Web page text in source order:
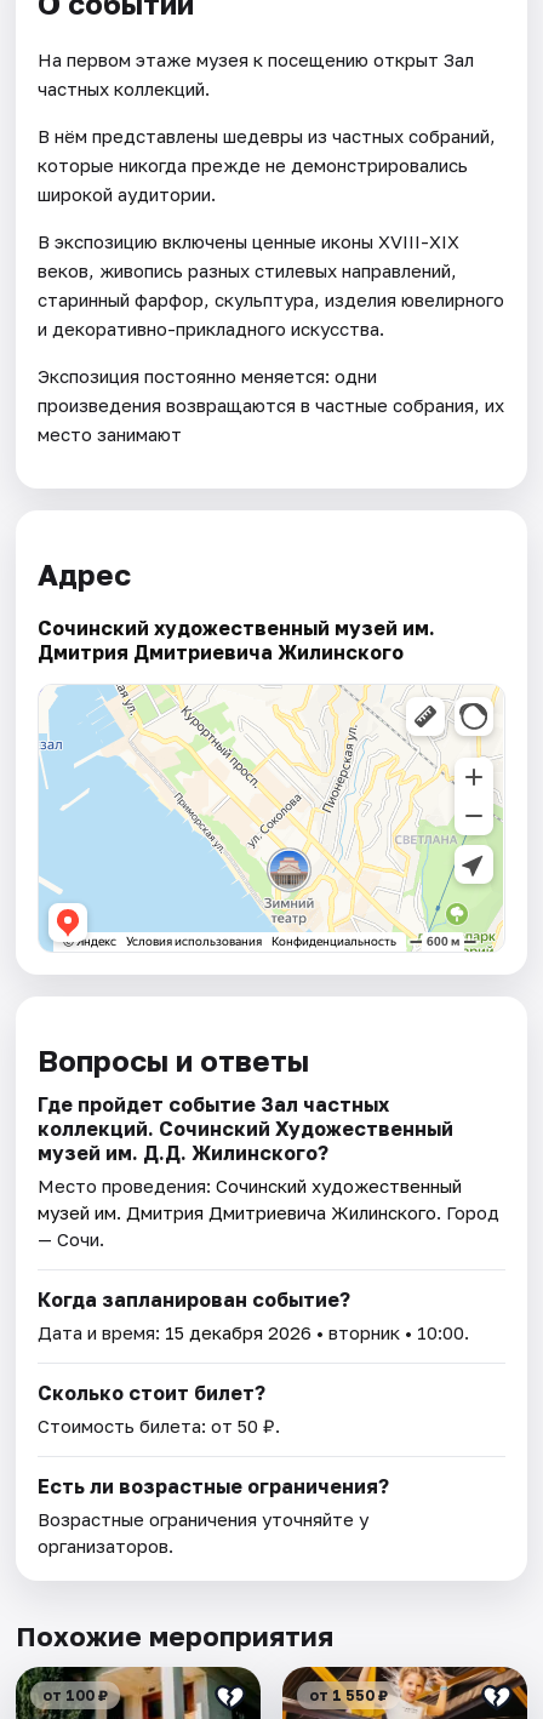
На первом этаже музея к посещению открыт Зал
частных коллекций.
В нём представлены шедевры из частных собраний,
которые никогда прежде не демонстрировались
широкой аудитории.
В экспозицию включены ценные иконы ХVIII-XIX
веков, живопись разных стилевых направлений,
старинный фарфор, скульптура, изделия ювелирного
и декоративно-прикладного искусства.
Экспозиция постоянно меняется: одни
произведения возвращаются в частные собрания, их
место занимают
Адрес
Сочинский художественный музей им.
Дмитрия Дмитриевича Жилинского
Вопросы и ответы
Где пройдет событие Зал частных
коллекций. Сочинский Художественный
музей им. Д.Д. Жилинского?
Место проведения:Сочинский художественный
музей им. Дмитрия Дмитриевича Жилинского. Город
— Сочи.
Когда запланирован событие?
Дата и время: 15 декабря 2026 • вторник • 10:00.
Сколько стоит билет?
Стоимость билета: от 50 ₽.
Есть ли возрастные ограничения?
Возрастные ограничения уточняйте у
организаторов.
Похожие мероприятия
от 100 ₽ от 1 550 ₽